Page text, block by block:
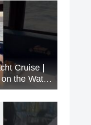
Cruise |
the Water